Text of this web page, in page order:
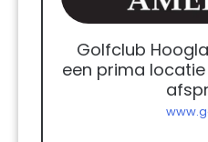
Golfclub
een prima